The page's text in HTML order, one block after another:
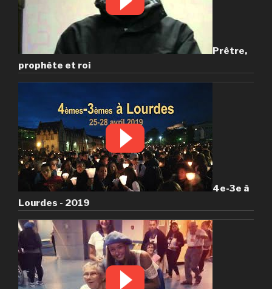
Prêtre,
prophète et roi
4e-3e à
Lourdes - 2019